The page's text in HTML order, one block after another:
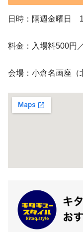
日時：隔週金曜日
料金：入場料500円
会場：小倉名画座（